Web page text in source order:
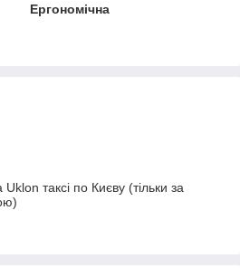
Ергономічна
таксі по Києву (тільки за